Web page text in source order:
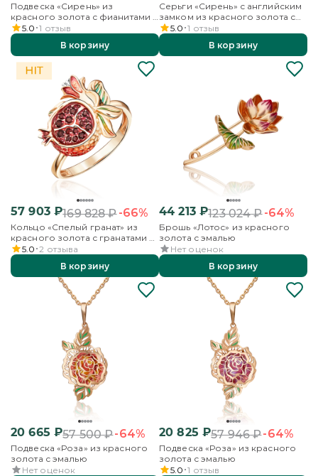
Подвеска «Сирень» из
красного золота с фианитами и
эмалью
5.0 1 отзыв
В корзину
Серьги «Сирень» с английским
замком из красного золота с
фианитами и эмалью
5.0 1 отзыв
В корзину
57 903₽169 828₽-66%
Кольцо «Спелый гранат» из
красного золота с гранатами и
эмалью
5.0 2 отзыва
В корзину
44 213₽123 024₽-64%
Брошь «Лотос» из красного
золота с эмалью
Нет оценок
В корзину
20 665 ₽57 500₽-64%
Подвеска «Роза» из красного
золота с эмалью
Нет оценок
20 825 ₽57 946₽-64%
Подвеска «Роза» из красного
золота с эмалью
5.0 1 отзыв